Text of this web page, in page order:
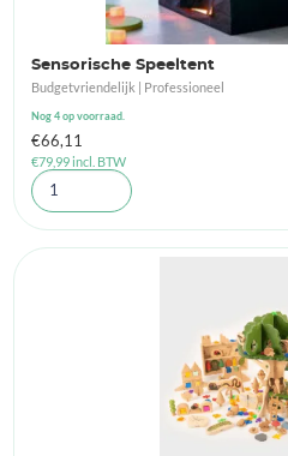
Sensorische Speeltent
Budgetvriendelijk | Professioneel
Nog 4 op voorraad.
€66,11
€79,99incl. BTW